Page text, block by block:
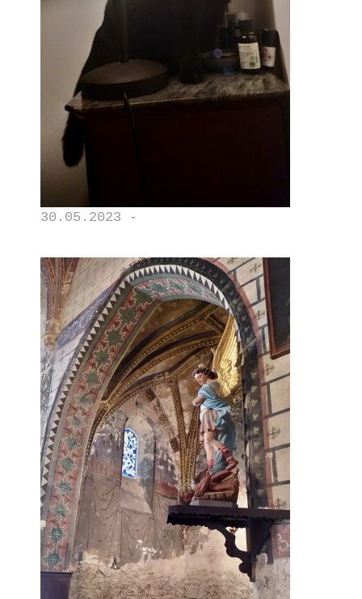
30.05.2023 -